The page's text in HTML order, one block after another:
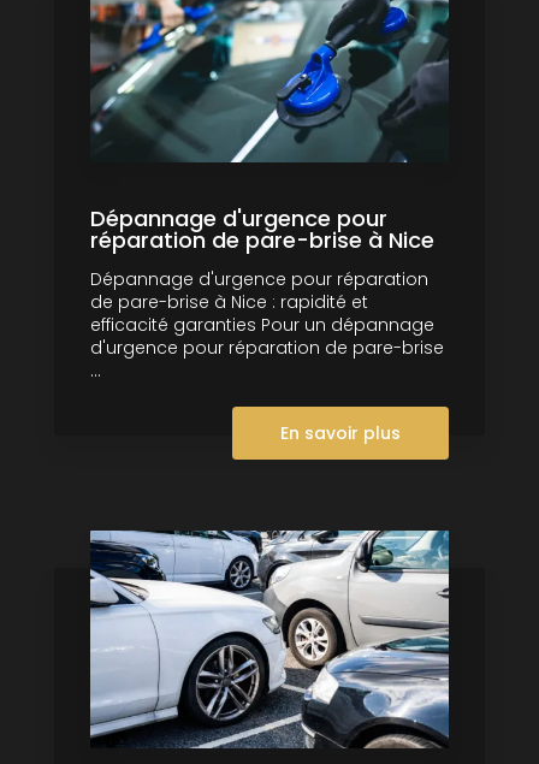
Dépannage d'urgence pour
réparation de pare-brise à Nice
Dépannage d'urgence pour réparation
de pare-brise à Nice : rapidité et
efficacité garanties Pour un dépannage
d'urgence pour réparation de pare-brise
...
En savoir plus